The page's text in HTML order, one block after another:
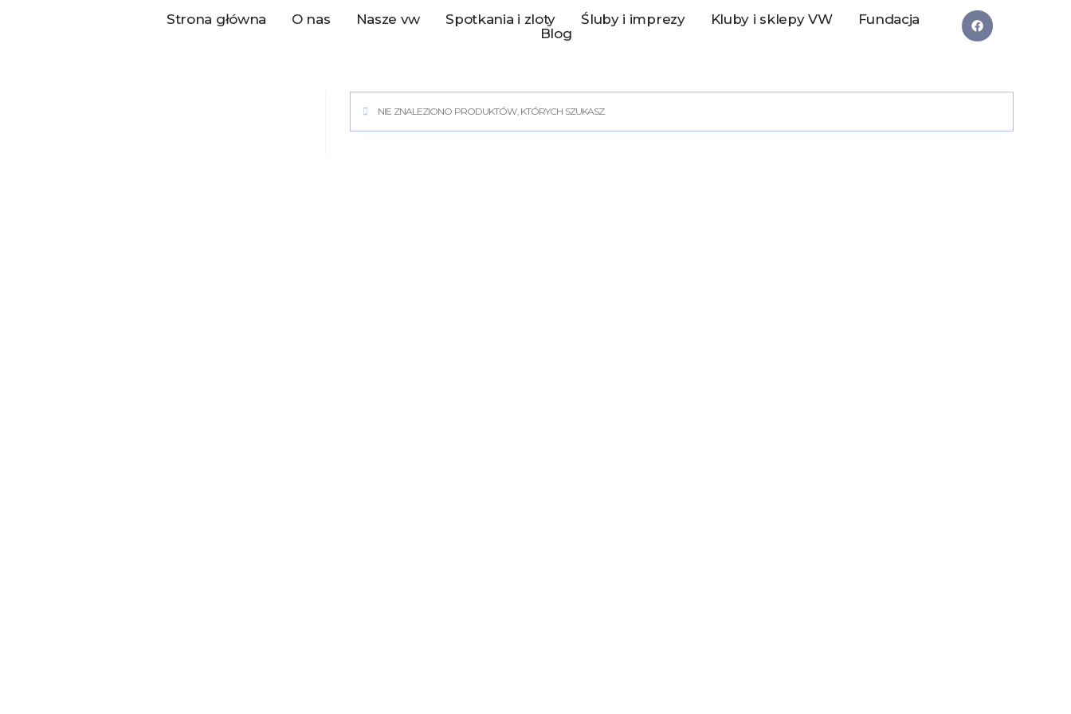
Strona główna O nas Nasze vw Spotkania i zloty Śluby i imprezy Kluby i sklepy VW
Fundacja
Blog
NIE ZNALEZIONO PRODUKTÓW, KTÓRYCH SZUKASZ.